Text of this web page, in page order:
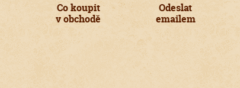
Co koupit
v obchodě
Odeslat
emailem